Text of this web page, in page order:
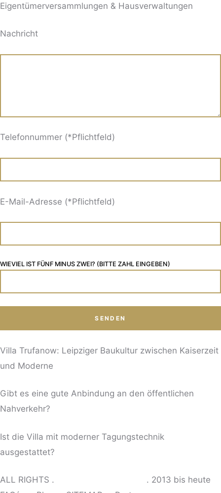
Eigentümerversammlungen & Hausverwaltungen
BITTE LASSE DIESES FELD LEER.
Nachricht
Telefonnummer (*Pflichtfeld)
E-Mail-Adresse (*Pflichtfeld)
WIEVIEL IST FÜNF MINUS ZWEI? (BITTE ZAHL EINGEBEN)
Villa Trufanow: Leipziger Baukultur zwischen Kaiserzeit
und Moderne
Gibt es eine gute Anbindung an den öffentlichen
Nahverkehr?
Ist die Villa mit moderner Tagungstechnik
ausgestattet?
ALL RIGHTS .
. 2013 bis heute